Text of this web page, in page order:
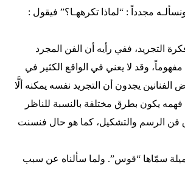
ونسألـه مجدداً : “لماذا تكرههـا؟” فيقول :
التجريد، ففي رأيه أن الفن المجرد
وقد لا يعني في الواقع الكثير في
الفنانين يجدون أن التجريد نفسه يمكنه ألَّا
يكون بطرق مختلفة بالنسبة للناظر
فن الرسم والتشكيل، كما هو حال فنسنت
سمّاها “قوس”. ولما سألناه عن سبب